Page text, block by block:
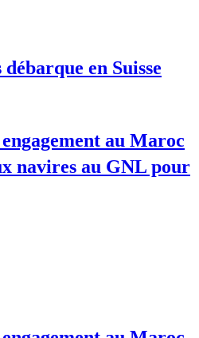
en Suisse
au Maroc
navires au GNL pour